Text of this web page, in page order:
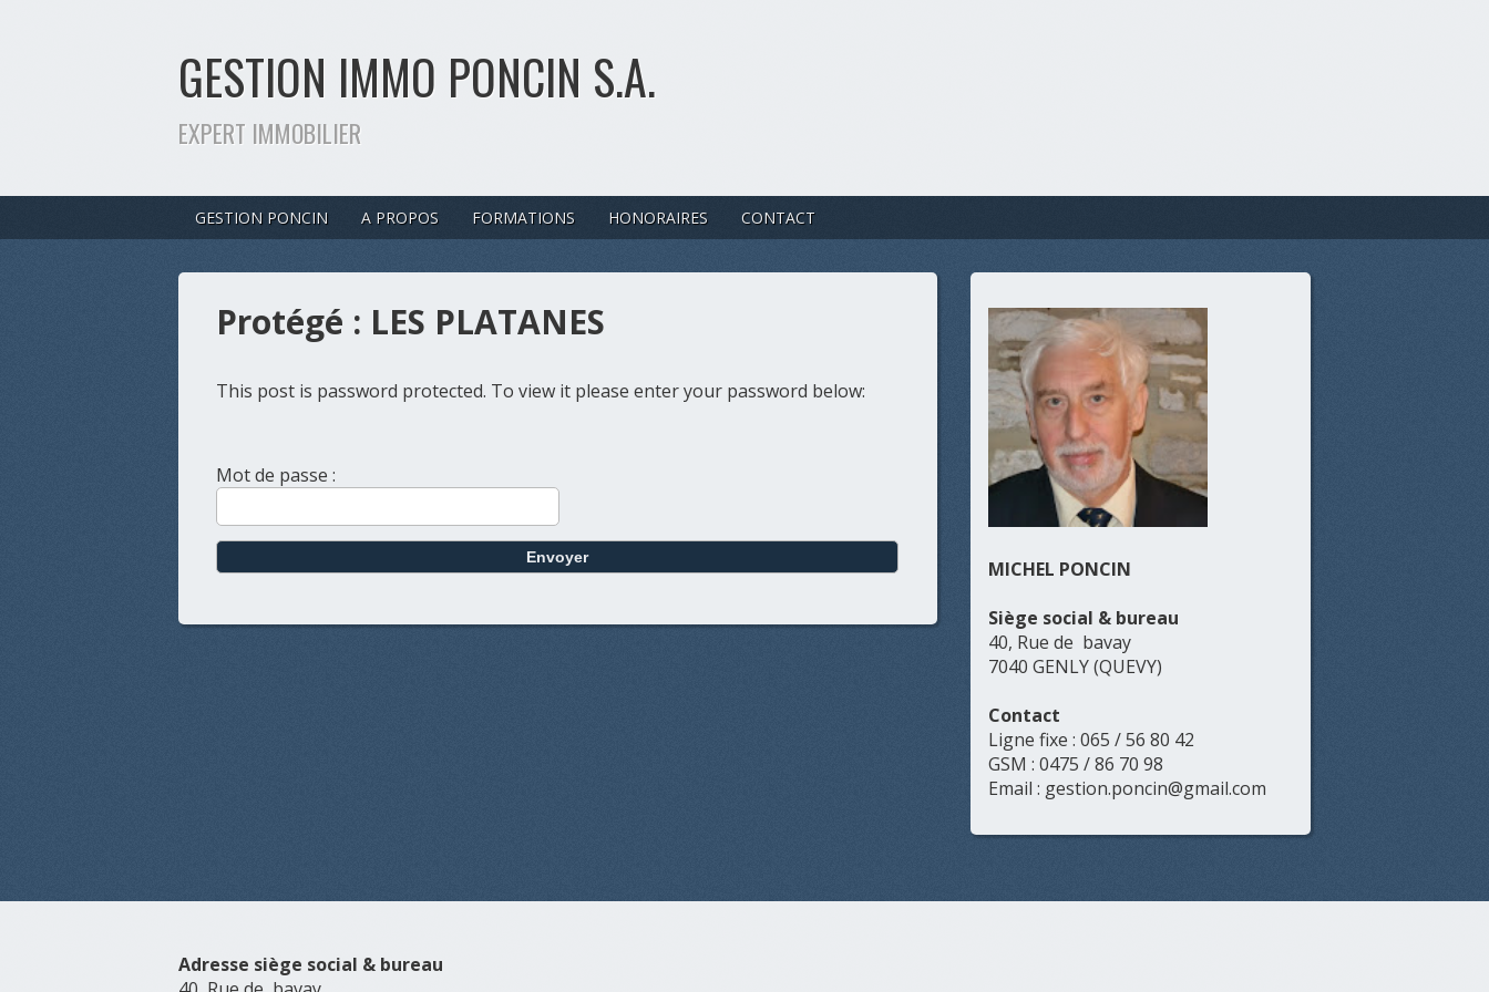
GESTION IMMO PONCIN S.A.
EXPERT IMMOBILIER
GESTION PONCIN A PROPOS FORMATIONS HONORAIRES CONTACT
Protégé : LES PLATANES
This post is password protected. To view it please enter your password below:
Mot de passe :
MICHEL PONCIN
Siège social & bureau
40, Rue de bavay
7040 GENLY (QUEVY)
Contact
Ligne fixe : 065 / 56 80 42
GSM : 0475 / 86 70 98
Email : gestion.poncin@gmail.com
Adresse siège social & bureau